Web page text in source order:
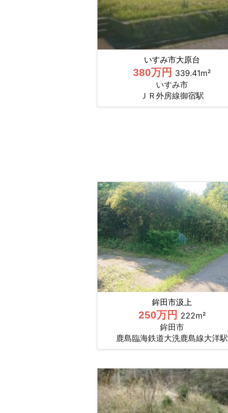
いすみ市大原台
380万円 339.41m²
いすみ市
ＪＲ外房線御宿駅
鉾田市汲上
250万円 222m²
鉾田市
鹿島臨海鉄道大洗鹿島線大洋駅